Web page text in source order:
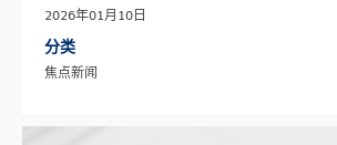
2026年01月10日
分类
焦点新闻